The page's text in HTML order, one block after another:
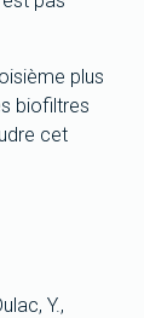
plus
biofiltres
cet
Y.,